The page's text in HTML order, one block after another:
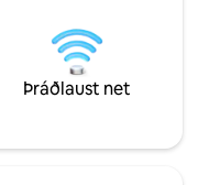
Þráðlaust net